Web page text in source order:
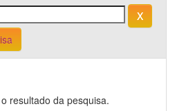
resultado da pesquisa.